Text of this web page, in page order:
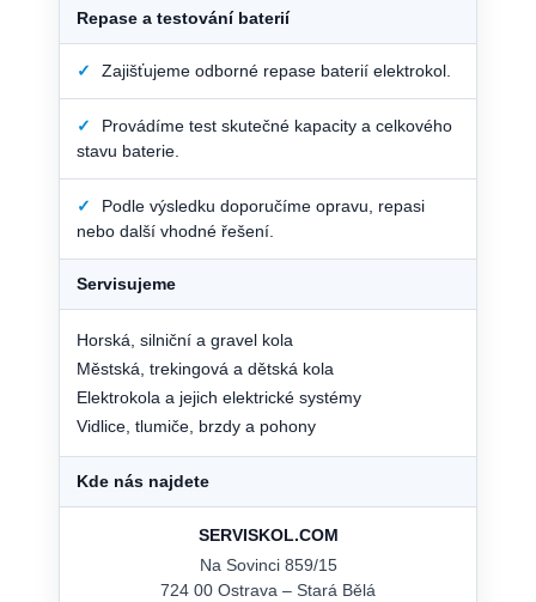
Repase a testování baterií
✓ Zajišťujeme odborné repase baterií elektrokol.
✓
Provádíme test skutečné kapacity a celkového
stavu baterie.
✓
Podle výsledku doporučíme opravu, repasi
nebo další vhodné řešení.
Servisujeme
Horská, silniční a gravel kola
Městská, trekingová a dětská kola
Elektrokola a jejich elektrické systémy
Vidlice, tlumiče, brzdy a pohony
Kde nás najdete
SERVISKOL.COM
Na Sovinci 859/15
724 00 Ostrava – Stará Bělá